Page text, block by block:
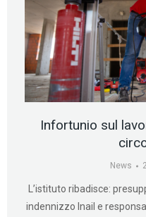
Infortunio sul
News
L’istituto ribadisce:
indennizzo Inail e